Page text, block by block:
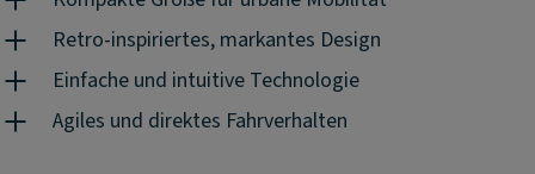
Retro-inspiriertes, markantes Design
Einfache und intuitive Technologie
Agiles und direktes Fahrverhalten